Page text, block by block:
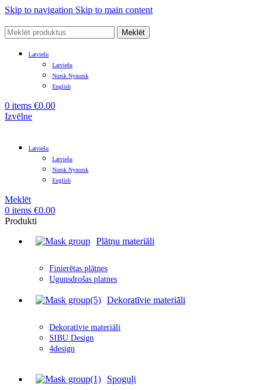
Skip to navigation Skip to main content
Meklēt
Latviešu
Latviešu
Norsk Nynorsk
English
0 items €0.00
Izvēlne
Latviešu
Latviešu
Norsk Nynorsk
English
Meklēt
0 items €0.00
Produkti
Plātņu materiāli
Finierētas plātnes
Ugunsdrošas platnes
Dekoratīvie materiāli
Dekoratīvie materiāli
SIBU Design
4design
Spoguļi